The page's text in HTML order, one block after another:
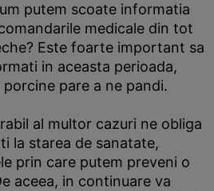
putem scoate informatia
medicale din tot
Este foarte important sa
in aceasta perioada,
pare a ne pandi.
al multor cazuri ne obliga
la starea de sanatate,
prin care putem preveni o
aceea, in continuare va